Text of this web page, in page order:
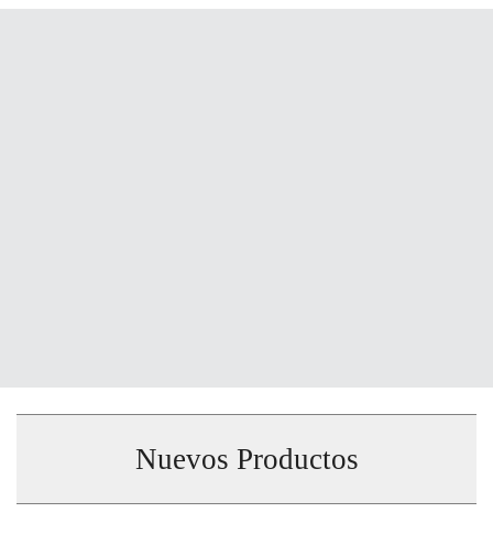
Nuevos Productos